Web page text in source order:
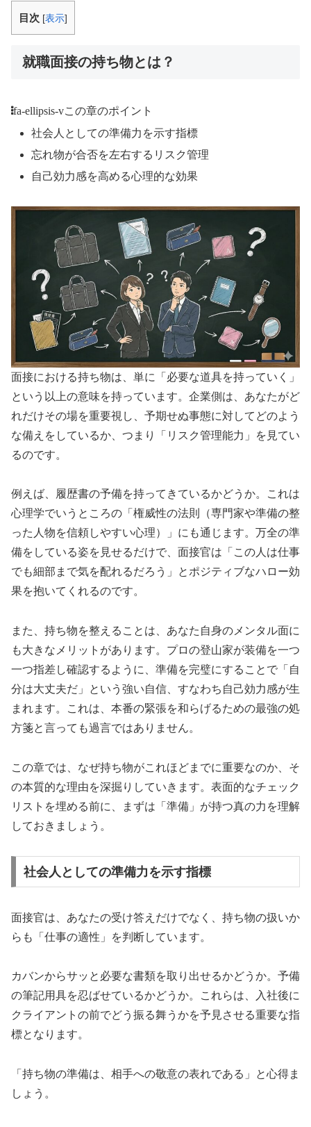
目次 [表示]
就職面接の持ち物とは？
fa-ellipsis-vこの章のポイント
社会人としての準備力を示す指標
忘れ物が合否を左右するリスク管理
自己効力感を高める心理的な効果
面接における持ち物は、単に「必要な道具を持っていく」
という以上の意味を持っています。企業側は、あなたがど
れだけその場を重要視し、予期せぬ事態に対してどのよう
な備えをしているか、つまり「リスク管理能力」を見てい
るのです。
例えば、履歴書の予備を持ってきているかどうか。これは
心理学でいうところの「権威性の法則（専門家や準備の整
った人物を信頼しやすい心理）」にも通じます。万全の準
備をしている姿を見せるだけで、面接官は「この人は仕事
でも細部まで気を配れるだろう」とポジティブなハロー効
果を抱いてくれるのです。
また、持ち物を整えることは、あなた自身のメンタル面に
も大きなメリットがあります。プロの登山家が装備を一つ
一つ指差し確認するように、準備を完璧にすることで「自
分は大丈夫だ」という強い自信、すなわち自己効力感が生
まれます。これは、本番の緊張を和らげるための最強の処
方箋と言っても過言ではありません。
この章では、なぜ持ち物がこれほどまでに重要なのか、そ
の本質的な理由を深掘りしていきます。表面的なチェック
リストを埋める前に、まずは「準備」が持つ真の力を理解
しておきましょう。
社会人としての準備力を示す指標
面接官は、あなたの受け答えだけでなく、持ち物の扱いか
らも「仕事の適性」を判断しています。
カバンからサッと必要な書類を取り出せるかどうか。予備
の筆記用具を忍ばせているかどうか。これらは、入社後に
クライアントの前でどう振る舞うかを予見させる重要な指
標となります。
「持ち物の準備は、相手への敬意の表れである」
と心得ま
しょう。